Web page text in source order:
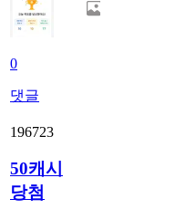
0
댓글
196723
50캐시
당첨